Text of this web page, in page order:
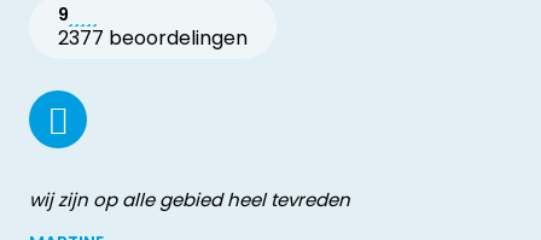
9
2377 beoordelingen
wij zijn op alle gebied heel tevreden